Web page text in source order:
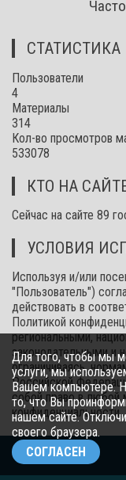
СТАТИСТИКА
Пользователи
4
Материалы
314
Кол-во просмотров
533078
КТО НА
Сейчас на сайте 89
УСЛОВИЯ
Используя и/или
"Пользователь")
действовать в
Политикой
региональными,
законодательными и
ограничиваясь,
Российской
собой право в любой
конфиденциальности.
© 2026.
Для того, чтобы мы
услуги, мы
Вашем компьютере.
то, что Вы
нашем сайте.
своего браузера.
СОГЛАСЕН